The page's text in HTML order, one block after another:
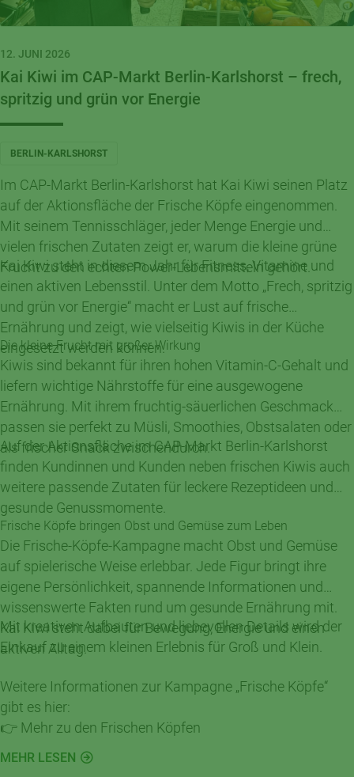
12. JUNI 2026
Kai Kiwi im CAP-Markt Berlin-Karlshorst – frech,
spritzig und grün vor Energie
BERLIN-KARLSHORST
Im CAP-Markt Berlin-Karlshorst hat Kai Kiwi seinen Platz
auf der Aktionsfläche der Frische Köpfe eingenommen.
Mit seinem Tennisschläger, jeder Menge Energie und
vielen frischen Zutaten zeigt er, warum die kleine grüne
Frucht zu den echten Power-Lebensmitteln gehört.
Kai Kiwi steht in diesem Jahr für Fitness, Vitamine und
einen aktiven Lebensstil. Unter dem Motto „Frech, spritzig
und grün vor Energie“ macht er Lust auf frische
Ernährung und zeigt, wie vielseitig Kiwis in der Küche
eingesetzt werden können.
Die kleine Frucht mit großer Wirkung
Kiwis sind bekannt für ihren hohen Vitamin-C-Gehalt und
liefern wichtige Nährstoffe für eine ausgewogene
Ernährung. Mit ihrem fruchtig-säuerlichen Geschmack
passen sie perfekt zu Müsli, Smoothies, Obstsalaten oder
als frischer Snack zwischendurch.
Auf der Aktionsfläche im CAP-Markt Berlin-Karlshorst
finden Kundinnen und Kunden neben frischen Kiwis auch
weitere passende Zutaten für leckere Rezeptideen und
gesunde Genussmomente.
Frische Köpfe bringen Obst und Gemüse zum Leben
Die Frische-Köpfe-Kampagne macht Obst und Gemüse
auf spielerische Weise erlebbar. Jede Figur bringt ihre
eigene Persönlichkeit, spannende Informationen und
wissenswerte Fakten rund um gesunde Ernährung mit.
Kai Kiwi steht dabei für Bewegung, Energie und einen
aktiven Alltag.
Mit kreativen Aufbauten und liebevollen Details wird der
Einkauf zu einem kleinen Erlebnis für Groß und Klein.
Weitere Informationen zur Kampagne „Frische Köpfe“
gibt es hier:
👉 Mehr zu den Frischen Köpfen
MEHR LESEN